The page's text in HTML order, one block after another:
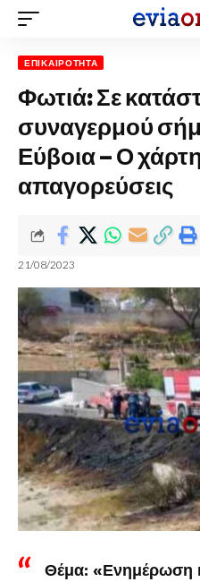
ΕΠΙΚΑΙΡΌΤΗΤΑ
Φωτιά: Σε
συναγερμού
Εύβοια – Ο
απαγορεύσεις
21/08/2023
Θέμα: «Ενημέρωση